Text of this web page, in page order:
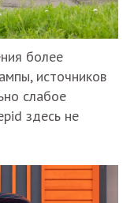
более
источников
слабое
здесь не